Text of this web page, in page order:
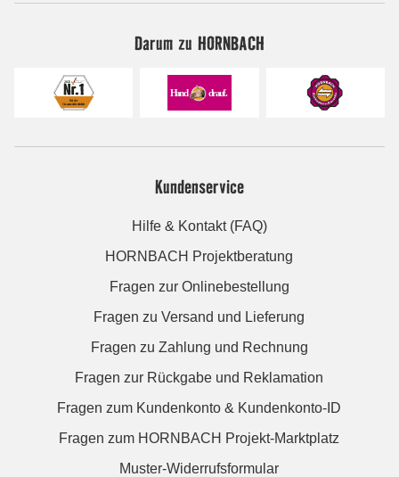
Darum zu HORNBACH
Kundenservice
Hilfe & Kontakt (FAQ)
HORNBACH Projektberatung
Fragen zur Onlinebestellung
Fragen zu Versand und Lieferung
Fragen zu Zahlung und Rechnung
Fragen zur Rückgabe und Reklamation
Fragen zum Kundenkonto & Kundenkonto-ID
Fragen zum HORNBACH Projekt-Marktplatz
Muster-Widerrufsformular